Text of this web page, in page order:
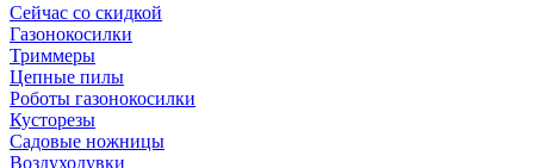
Сейчас со скидкой
Газонокосилки
Триммеры
Цепные пилы
Роботы газонокосилки
Кусторезы
Садовые ножницы
Воздуходувки